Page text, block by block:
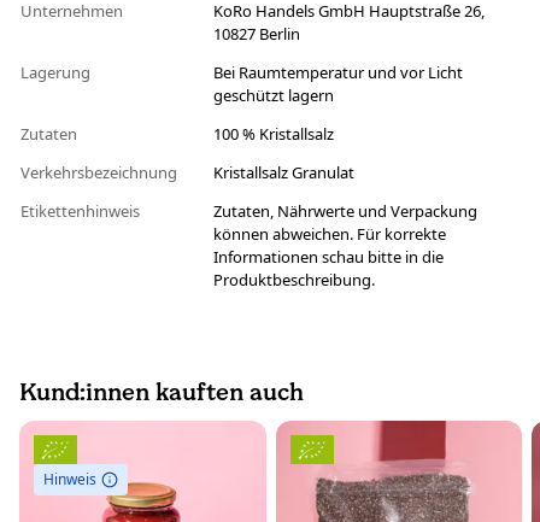
Unternehmen
KoRo Handels GmbH Hauptstraße 26,
10827 Berlin
Lagerung
Bei Raumtemperatur und vor Licht
geschützt lagern
Zutaten
100 % Kristallsalz
Verkehrsbezeichnung
Kristallsalz Granulat
Etikettenhinweis
Zutaten, Nährwerte und Verpackung
können abweichen. Für korrekte
Informationen schau bitte in die
Produktbeschreibung.
Kund:innen kauften auch
Hinweis